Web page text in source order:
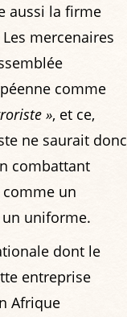
aussi la firme
mercenaires
comme
», et ce,
ne saurait donc
combattant
un
uniforme.
dont le
entreprise
Afrique